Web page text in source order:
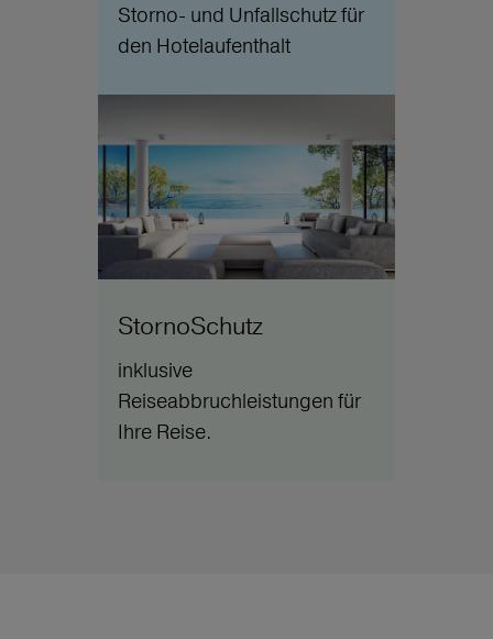
Storno- und Unfallschutz für
den Hotelaufenthalt
StornoSchutz
inklusive
Reiseabbruchleistungen für
Ihre Reise.